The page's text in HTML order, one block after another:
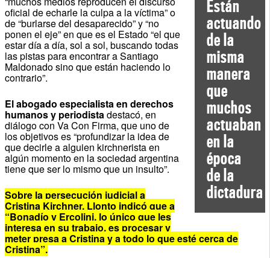
Están
actuando
de la
misma
manera
que
muchos
actuaban
en la
época
de la
dictadura
oficial de echarle la culpa a la víctima” o
de “burlarse del desaparecido” y “no
ponen el eje” en que es el Estado “el que
estar día a día, sol a sol, buscando todas
las pistas para encontrar a Santiago
Maldonado sino que están haciendo lo
contrario”.
El abogado especialista en derechos
humanos y periodistadestacó, en
diálogo con Va Con Firma, que uno de
los objetivos es “profundizar la idea de
que decirle a alguien kirchnerista en
algún momento en la sociedad argentina
tiene que ser lo mismo que un insulto”.
Sobre la persecución judicial a
Cristina Kirchner, Llonto indicó que a
“Bonadío y Ercolini, lo único que les
interesa en su trabajo, es procesar y
meter presa a Cristina y a todo lo que esté cerca de
Cristina”.